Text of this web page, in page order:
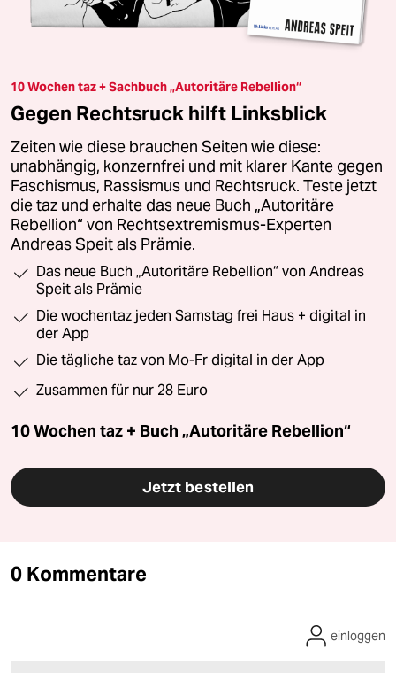
10 Wochen taz + Sachbuch „Autoritäre Rebellion“
Gegen Rechtsruck hilft Linksblick
Zeiten wie diese brauchen Seiten wie diese:
unabhängig, konzernfrei und mit klarer Kante gegen
Faschismus, Rassismus und Rechtsruck. Teste jetzt
die taz und erhalte das neue Buch „Autoritäre
Rebellion“ von Rechtsextremismus-Experten
Andreas Speit als Prämie.
Das neue Buch „Autoritäre Rebellion“ von Andreas
Speit als Prämie
Die wochentaz jeden Samstag frei Haus + digital in
der App
Die tägliche taz von Mo-Fr digital in der App
Zusammen für nur 28 Euro
10 Wochen taz + Buch „Autoritäre Rebellion“
Jetzt bestellen
0 Kommentare
einloggen